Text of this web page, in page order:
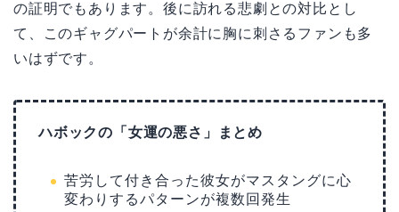
の証明でもあります。後に訪れる悲劇との対比とし
て、このギャグパートが余計に胸に刺さるファンも多
いはずです。
ハボックの「女運の悪さ」まとめ
苦労して付き合った彼女がマスタングに心
変わりするパターンが複数回発生